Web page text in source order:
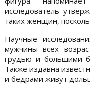
исследователь
таких женщин,
Научные
мужчины всех
грудью и большими
Также издавна
и бедрами живут